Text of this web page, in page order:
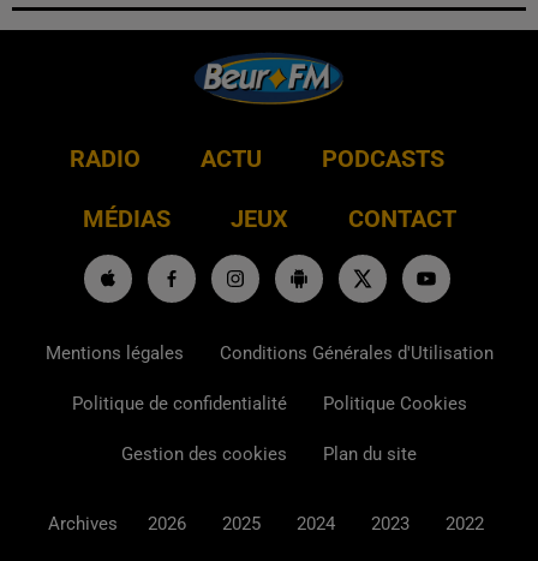
RADIO ACTU PODCASTS
MÉDIAS JEUX CONTACT
Mentions légales Conditions Générales d'Utilisation
Politique de confidentialité Politique Cookies
Gestion des cookies Plan du site
Archives 2026 2025 2024 2023 2022